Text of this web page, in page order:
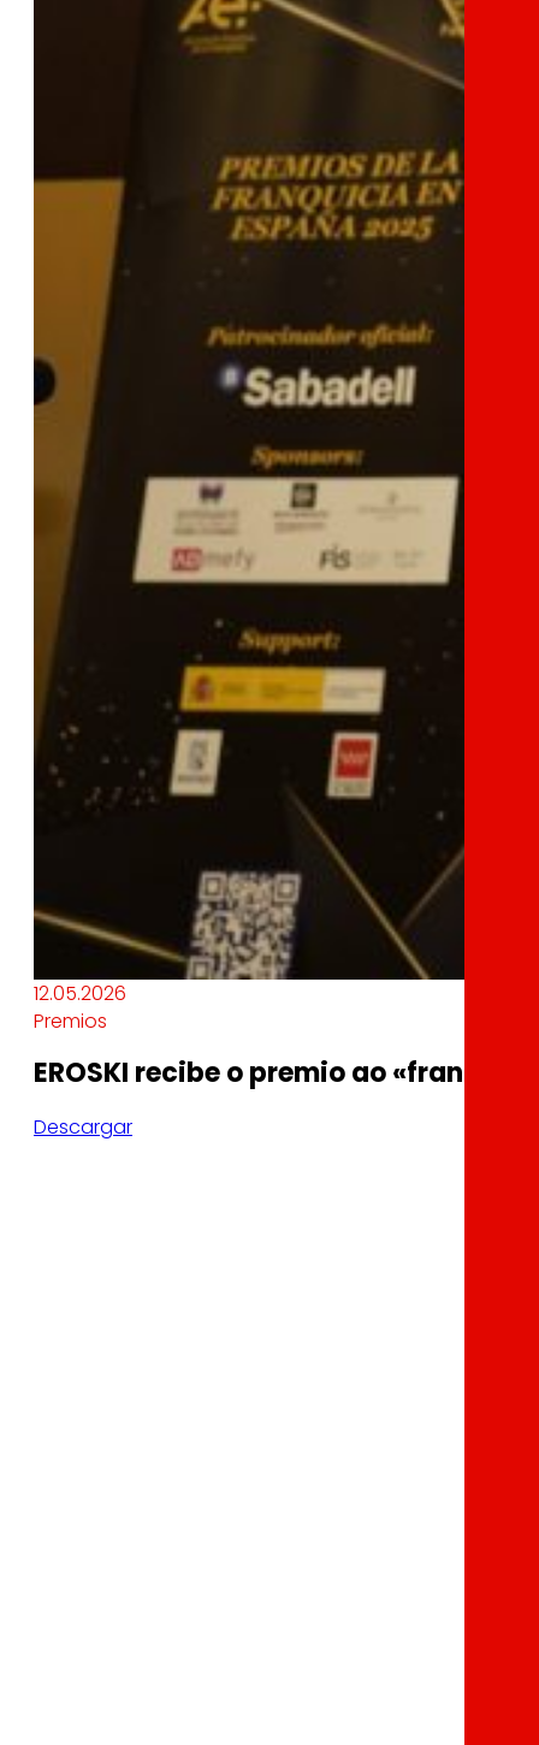
12.05.2026
Premios
EROSKI recibe o premio ao
Descargar